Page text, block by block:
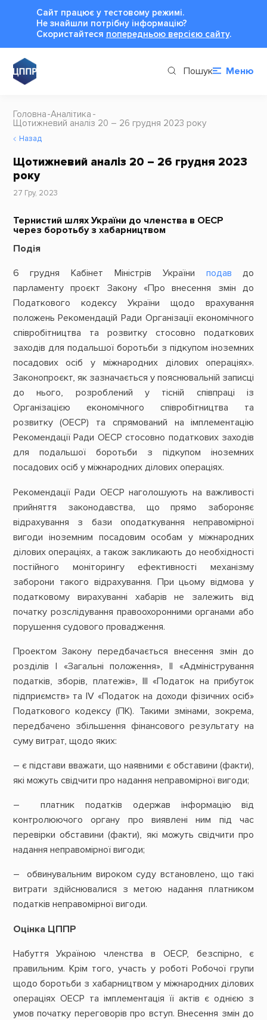
Сайт працює у тестовому режимі.
Не знайшли потрібну інформацію?
Cкористайтеся попередньою версією сайту.
Пошук Меню
Головна Аналітика
Щотижневий аналіз 20 – 26 грудня 2023 року
Назад
Щотижневий аналіз 20 – 26 грудня 2023
року
27 Гру, 2023
Тернистий шлях України до членства в ОЕСР
через боротьбу з хабарництвом
Подія
6 грудня Кабінет Міністрів України подав до
парламенту проєкт Закону «Про внесення змін до
Податкового кодексу України щодо врахування
положень Рекомендацій Ради Організації економічного
співробітництва та розвитку стосовно податкових
заходів для подальшої боротьби з підкупом іноземних
посадових осіб у міжнародних ділових операціях».
Законопроєкт, як зазначається у пояснювальній записці
до нього, розроблений у тісній співпраці із
Організацією економічного співробітництва та
розвитку (ОЕСР) та спрямований на імплементацію
Рекомендації Ради ОЕСР стосовно податкових заходів
для подальшої боротьби з підкупом іноземних
посадових осіб у міжнародних ділових операціях.
Рекомендації Ради ОЕСР наголошують на важливості
прийняття законодавства, що прямо забороняє
відрахування з бази оподаткування неправомірної
вигоди іноземним посадовим особам у міжнародних
ділових операціях, а також закликають до необхідності
постійного моніторингу ефективності механізму
заборони такого відрахування. При цьому відмова у
податковому вирахуванні хабарів не залежить від
початку розслідування правоохоронними органами або
порушення судового провадження.
Проектом Закону передбачається внесення змін до
розділів І «Загальні положення», ІІ «Адміністрування
податків, зборів, платежів», ІІІ «Податок на прибуток
підприємств» та ІV «Податок на доходи фізичних осіб»
Податкового кодексу (ПК). Такими змінами, зокрема,
передбачено збільшення фінансового результату на
суму витрат, щодо яких:
– є підстави вважати, що наявними є обставини (факти),
які можуть свідчити про надання неправомірної вигоди;
– платник податків одержав інформацію від
контролюючого органу про виявлені ним під час
перевірки обставини (факти), які можуть свідчити про
надання неправомірної вигоди;
– обвинувальним вироком суду встановлено, що такі
витрати здійснювалися з метою надання платником
податків неправомірної вигоди.
Оцінка ЦППР
Набуття Україною членства в ОЕСР, безспірно, є
правильним. Крім того, участь у роботі Робочої групи
щодо боротьби з хабарництвом у міжнародних ділових
операціях ОЕСР та імплементація її актів є однією з
умов початку переговорів про вступ. Внесення змін до